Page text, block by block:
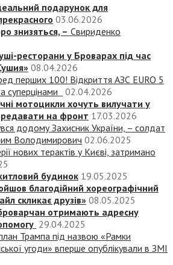
подарунок для
03.06.2026
знизяться, – Свириденко
ресторани у Броварах під час
08.04.2026
перших 100! Відкриття АЗС EURO 5
суперцінами
02.04.2026
мотоцикли хочуть вилучати у
на фронт 17.03.2026
додому Захисник України, – солдат
Володимирович 02.06.2025
нових терактів у Києві, затримано
будинок 19.05.2025
благодійний хореографічний
скликає друзів» 08.05.2025
отримають адресну
29.04.2025
Трампа під назвою «‎Рамки
угоди» вперше опублікували в ЗМІ